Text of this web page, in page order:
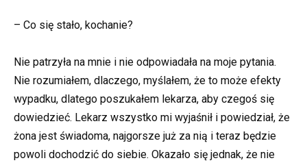
– Co się stało, kochanie?
Nie patrzyła na mnie i nie odpowiadała na moje pytania.
Nie rozumiałem, dlaczego, myślałem, że to może efekty
wypadku, dlatego poszukałem lekarza, aby czegoś się
dowiedzieć. Lekarz wszystko mi wyjaśnił i powiedział, że
żona jest świadoma, najgorsze już za nią i teraz będzie
powoli dochodzić do siebie. Okazało się jednak, że nie